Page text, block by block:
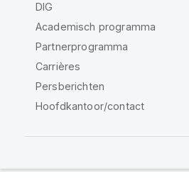
DIG
Academisch programma
Partnerprogramma
Carrières
Persberichten
Hoofdkantoor/contact